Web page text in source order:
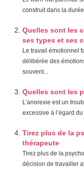
construit dans la
Quelles sont les
ses types et ses
Le travail émotionnel
délibérée des
souvent...
Quelles sont les
L’anorexie est un
excessive à l’égard
Tirez plus de la
thérapeute
Tirez plus de la
décision de travailler